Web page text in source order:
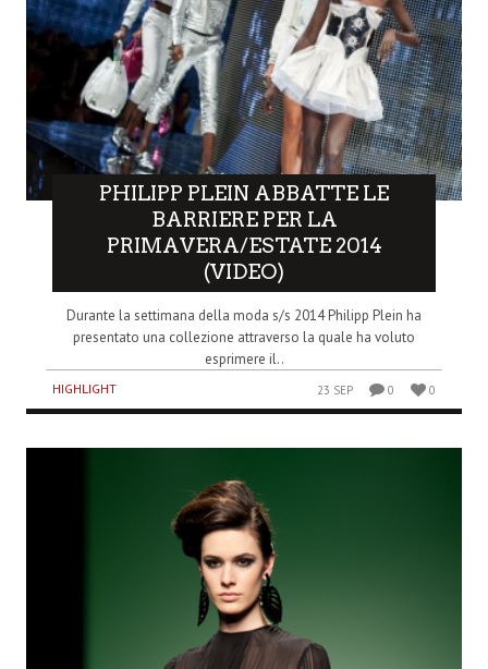
PHILIPP PLEIN ABBATTE LE
BARRIERE PER LA
PRIMAVERA/ESTATE 2014
(VIDEO)
Durante la settimana della moda s/s 2014 Philipp Plein ha
presentato una collezione attraverso la quale ha voluto
esprimere il..
HIGHLIGHT 23 SEP 0 0